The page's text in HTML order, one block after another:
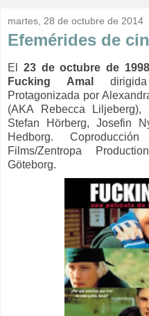
martes, 28 de octubre de 2014
Efemérides de
El 23 de octubre de 1998
Fucking Amal
Protagonizada por
(AKA Rebecca
Stefan Hörberg, Josefin
Hedborg.
Films/Zentropa
Göteborg.